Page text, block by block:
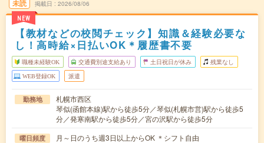
未読
NEW
掲載日 2026/08/06
【教材などの校閲チェック】知識＆経験必要な
し！高時給×日払いOK＊履歴書不要
職種未経験OK 交通費別途支給あり 土日祝日が休み 残業なし
WEB登録OK 派遣
勤務地
札幌市西区
琴似(函館本線)駅から徒歩5分／琴似(札幌市営)駅から徒歩5
分／発寒南駅から徒歩5分／宮の沢駅から徒歩5分
曜日頻度 月～日のうち週3日以上からOK ＊シフト自由